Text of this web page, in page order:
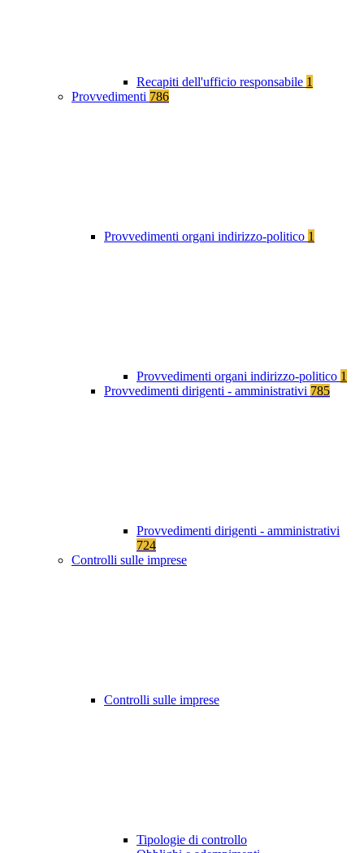
Recapiti dell'ufficio responsabile 1
Provvedimenti 786
Provvedimenti organi indirizzo-politico 1
Provvedimenti organi indirizzo-politico 1
Provvedimenti dirigenti - amministrativi 785
Provvedimenti dirigenti - amministrativi
724
Controlli sulle imprese
Controlli sulle imprese
Tipologie di controllo